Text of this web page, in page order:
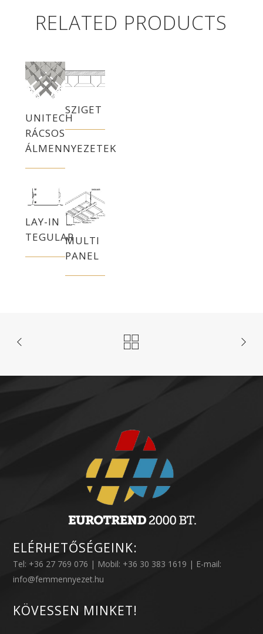
RELATED PRODUCTS
UNITECH
RÁCSOS
ÁLMENNYEZETEK
SZIGET
LAY-IN
TEGULARMULTI
PANEL
ELÉRHETŐSÉGEINK:
Tel: +36 27 769 076 | Mobil: +36 30 383 1619 | E-mail:
info@femmennyezet.hu
KÖVESSEN MINKET!